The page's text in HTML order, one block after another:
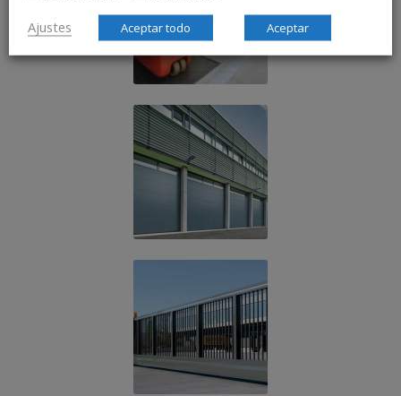
Ajustes
Aceptar todo Aceptar